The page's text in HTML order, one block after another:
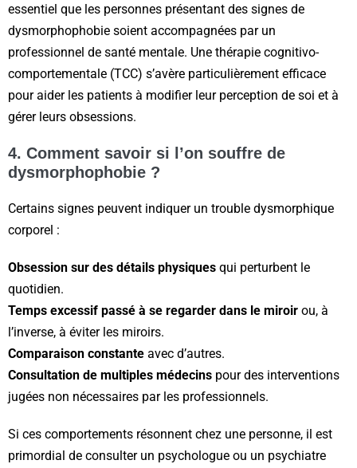
essentiel que les personnes présentant des signes de
dysmorphophobie soient accompagnées par un
professionnel de santé mentale. Une thérapie cognitivo-
comportementale (TCC) s’avère particulièrement efficace
pour aider les patients à modifier leur perception de soi et à
gérer leurs obsessions.
4. Comment savoir si l’on souffre de
dysmorphophobie ?
Certains signes peuvent indiquer un trouble dysmorphique
corporel :
Obsession sur des détails physiques qui perturbent le
quotidien.
Temps excessif passé à se regarder dans le miroir ou, à
l’inverse, à éviter les miroirs.
Comparaison constante avec d’autres.
Consultation de multiples médecins pour des interventions
jugées non nécessaires par les professionnels.
Si ces comportements résonnent chez une personne, il est
primordial de consulter un psychologue ou un psychiatre